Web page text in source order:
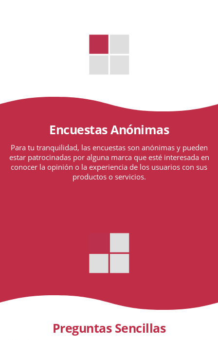
Encuestas Anónimas
Para tu tranquilidad, las encuestas son anónimas y pueden
estar patrocinadas por alguna marca que esté interesada en
conocer la opinión o la experiencia de los usuarios con sus
productos o servicios.
Preguntas Sencillas